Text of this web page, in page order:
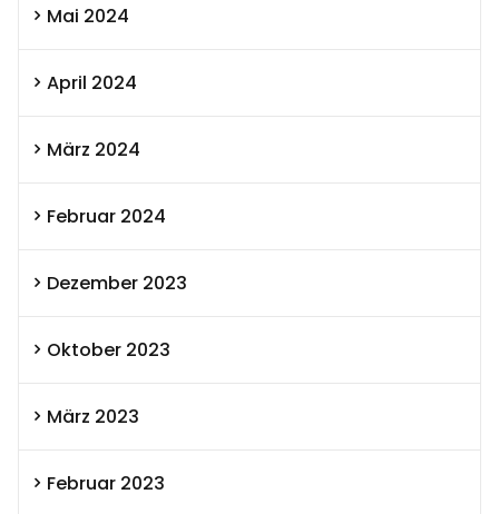
Mai 2024
April 2024
März 2024
Februar 2024
Dezember 2023
Oktober 2023
März 2023
Februar 2023